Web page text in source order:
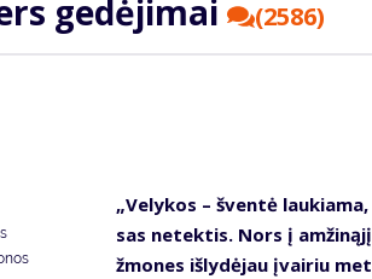
ge­dė­ji­mai (2586)
„Ve­ly­kos – šven­tė
sas ne­tek­tis. Nors į
žmo­nes iš­ly­dė­jau įvai­riu